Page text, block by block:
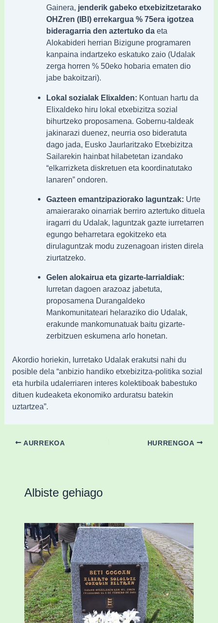
Gainera, jenderik gabeko etxebizitzetarako
OHZren (IBI) errekargua % 75era igotzea
bideragarria den aztertuko daeta
Alokabideri herrian Bizigune programaren
kanpaina indartzeko eskatuko zaio (Udalak
zerga horren % 50eko hobaria ematen dio
jabe bakoitzari).
Lokal sozialak Elixalden: Kontuan hartu da
Elixaldeko hiru lokal etxebizitza sozial
bihurtzeko proposamena. Gobernu-taldeak
jakinarazi duenez, neurria oso bideratuta
dago jada, Eusko Jaurlaritzako Etxebizitza
Sailarekin hainbat hilabetetan izandako
“elkarrizketa diskretuen eta koordinatutako
lanaren” ondoren.
Gazteen emantzipaziorako laguntzak: Urte
amaierarako oinarriak berriro aztertuko dituela
iragarri du Udalak, laguntzak gazte iurretarren
egungo beharretara egokitzeko eta
dirulaguntzak modu zuzenagoan iristen direla
ziurtatzeko.
Gelen alokairua eta gizarte-larrialdiak:
Iurretan dagoen arazoaz jabetuta,
proposamena Durangaldeko
Mankomunitateari helaraziko dio Udalak,
erakunde mankomunatuak baitu gizarte-
zerbitzuen eskumena arlo honetan.
Akordio horiekin, Iurretako Udalak erakutsi nahi du
posible dela “anbizio handiko etxebizitza-politika sozial
eta hurbila udalerriaren interes kolektiboak babestuko
dituen kudeaketa ekonomiko arduratsu batekin
uztartzea”.
AURREKOA HURRENGOA
Albiste gehiago
«Azkenengo 40 urteetan Zaldibar jo zuen
ingurumen-hondamendirik larriena»